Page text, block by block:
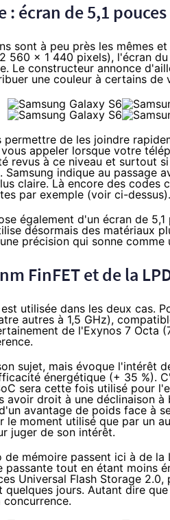
: écran de 5,1
sont à peu près les mêmes
560 x 1 440 pixels), l'écran
Le constructeur annonce
une couleur à certains de
de les joindre
appeler lorsque votre
revus à ce niveau et surtout
indique au passage
claire. Là encore des codes
par exemple (voir ci-dessus).
également d'un écran de
désormais des matériaux
précision qui sonne comme
FinFET et de la LP
est utilisée dans les deux cas.
autres à 1,5 GHz),
de l'Exynos 7 Octa
sujet, mais évoque l'intérêt
énergétique (+ 35 %).
sera cette fois utilisé pour
avoir droit à une déclinaison à
avantage de poids face à
le moment utilisé que par un
juger de son intérêt.
mémoire passent ici à de la
passante tout en étant moins
Universal Flash Storage
quelques jours. Autant dire